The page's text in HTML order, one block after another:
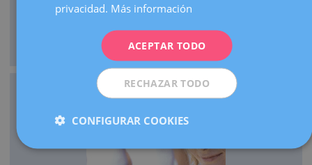
Contamos con una UCI Neonatal de nivel III que atiende
privacidad. Más información
ACEPTAR TODO
RECHAZAR TODO
CONFIGURAR COOKIES